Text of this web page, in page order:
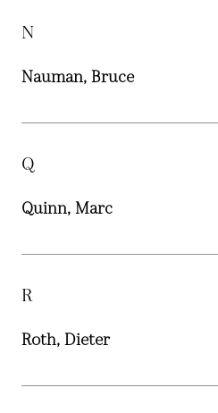
N
Nauman, Bruce
Q
Quinn, Marc
R
Roth, Dieter